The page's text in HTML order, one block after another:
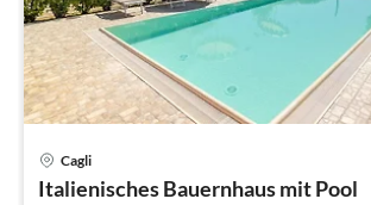
Cagli
Italienisches Bauernhaus mit Pool